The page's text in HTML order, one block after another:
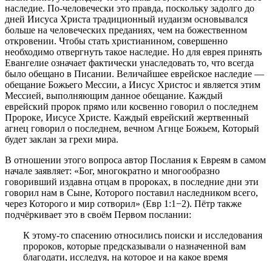
наследие. По-человечески это правда, поскольку задолго до
дней Иисуса Христа традиционный иудаизм основывался
больше на человеческих преданиях, чем на божественном
откровении. Чтобы стать христианином, совершенно
необходимо отвергнуть такое наследие. Но для еврея принять
Евангелие означает фактически унаследовать то, что всегда
было обещано в Писании. Величайшее еврейское наследие —
обещание Божьего Мессии, а Иисус Христос и является этим
Мессией, выполняющим данное обещание. Каждый
еврейский пророк прямо или косвенно говорил о последнем
Пророке, Иисусе Христе. Каждый еврейский жертвенный
агнец говорил о последнем, вечном Агнце Божьем, Который
будет заклан за грехи мира.
В отношении этого вопроса автор Послания к Евреям в самом
начале заявляет: «Бог, многократно и многообразно
говоривший издавна отцам в пророках, в последние дни эти
говорил нам в Сыне, Которого поставил наследником всего,
через Которого и мир сотворил» (Евр 1:1−2). Пётр также
подчёркивает это в своём Первом послании:
К этому-то спасению относились поиски и исследования
пророков, которые предсказывали о назначенной вам
благодати, исследуя, на которое и на какое время